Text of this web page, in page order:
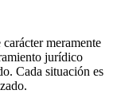
meramente
jurídico
Cada situación es